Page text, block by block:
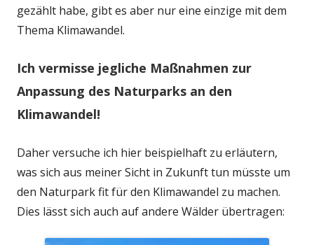
gezählt habe, gibt es aber nur eine einzige mit dem
Thema Klimawandel.
Ich vermisse jegliche Maßnahmen zur
Anpassung des Naturparks an den
Klimawandel!
Daher versuche ich hier beispielhaft zu erläutern,
was sich aus meiner Sicht in Zukunft tun müsste um
den Naturpark fit für den Klimawandel zu machen.
Dies lässt sich auch auf andere Wälder übertragen: